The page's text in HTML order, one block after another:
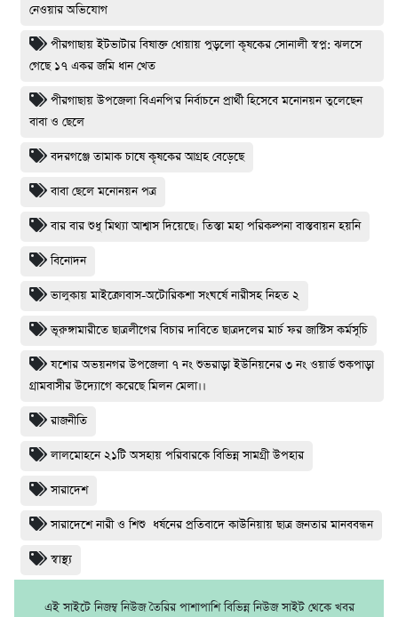
নেওয়ার অভিযোগ
পীরগাছায় ইটভাটার বিষাক্ত ধোয়ায় পুড়লো কৃষকের সোনালী স্বপ্ন: ঝলসে
গেছে ১৭ একর জমি ধান খেত
পীরগাছায় উপজেলা বিএনপি'র নির্বাচনে প্রার্থী হিসেবে মনোনয়ন তুলেছেন
বাবা ও ছেলে
বদরগঞ্জে তামাক চাষে কৃষকের আগ্রহ বেড়েছে
বাবা ছেলে মনোনয়ন পত্র
বার বার শুধু মিথ্যা আশ্বাস দিয়েছে। তিস্তা মহা পরিকল্পনা বাস্তবায়ন হয়নি
বিনোদন
ভালুকায় মাইক্রোবাস-অটোরিকশা সংঘর্ষে নারীসহ নিহত ২
ভূরুঙ্গামারীতে ছাত্রলীগের বিচার দাবিতে ছাত্রদলের মার্চ ফর জাস্টিস কর্মসূচি
যশোর অভয়নগর উপজেলা ৭ নং শুভরাড়া ইউনিয়নের ৩ নং ওয়ার্ড শুকপাড়া
গ্রামবাসীর উদ্যোগে করেছে মিলন মেলা।।
রাজনীতি
লালমোহনে ২১টি অসহায় পরিবারকে বিভিন্ন সামগ্রী উপহার
সারাদেশ
সারাদেশে নারী ও শিশু ধর্ষনের প্রতিবাদে কাউনিয়ায় ছাত্র জনতার মানববন্ধন
স্বাস্থ্য
এই সাইটে নিজম্ব নিউজ তৈরির পাশাপাশি বিভিন্ন নিউজ সাইট থেকে খবর